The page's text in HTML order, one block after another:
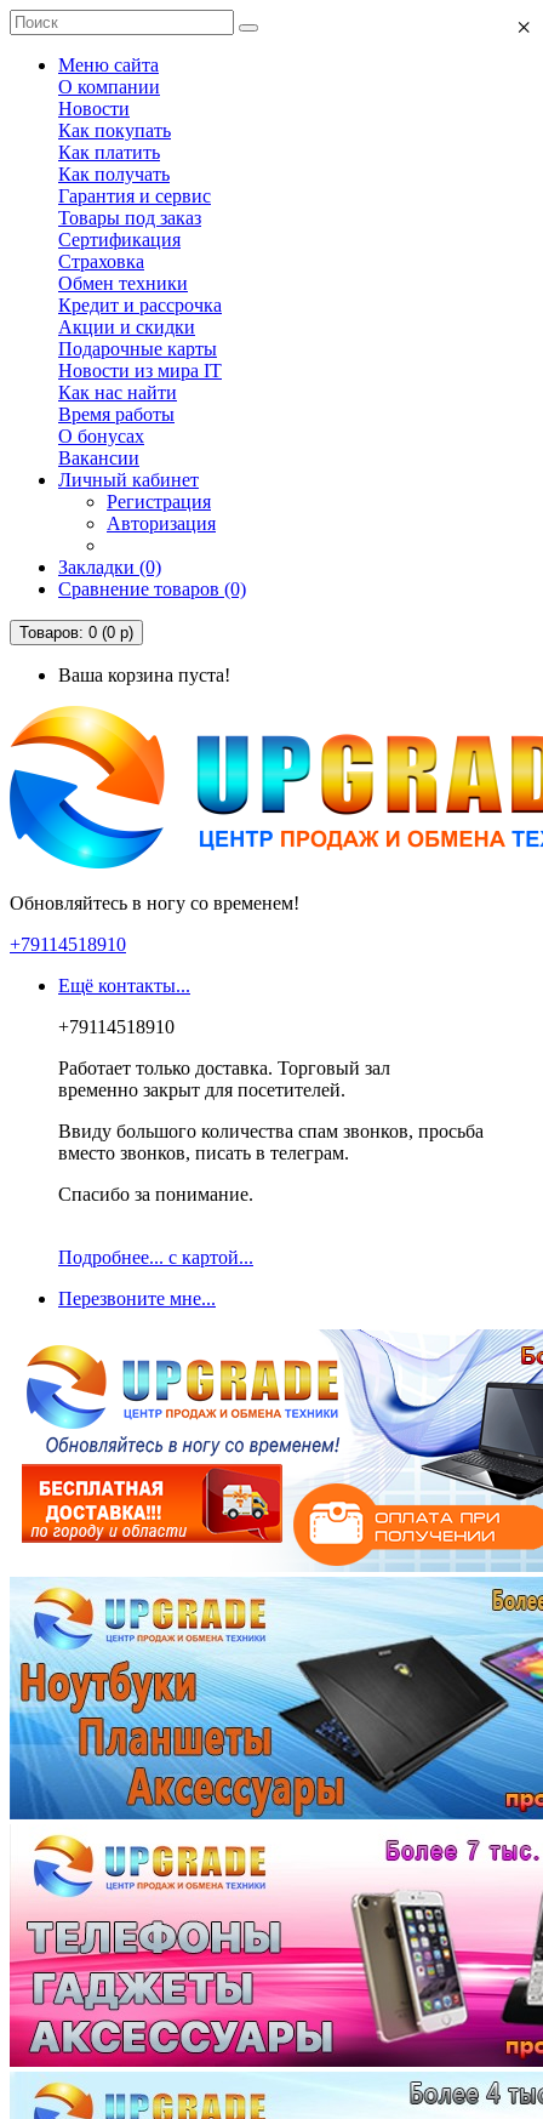
Меню сайта
О компании
Новости
Как покупать
Как платить
Как получать
Гарантия и сервис
Товары под заказ
Сертификация
Страховка
Обмен техники
Кредит и рассрочка
Акции и скидки
Подарочные карты
Новости из мира IT
Как нас найти
Время работы
О бонусах
Вакансии
Личный кабинет
Регистрация
Авторизация
Закладки (0)
Сравнение товаров (0)
Товаров: 0 (0 р)
Ваша корзина пуста!
Обновляйтесь в ногу со временем!
+79114518910
Ещё контакты...
×
+79114518910
Работает только доставка. Торговый зал
временно закрыт для посетителей.
Ввиду большого количества спам звонков, просьба
вместо звонков, писать в телеграм.
Спасибо за понимание.
Подробнее... с картой...
Перезвоните мне...